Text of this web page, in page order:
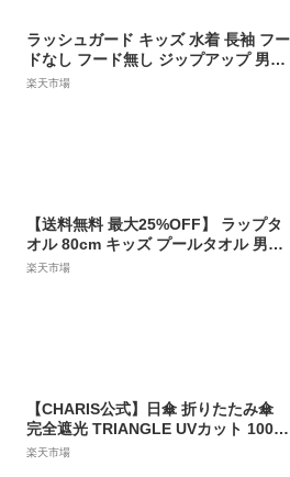
ラッシュガード キッズ 水着 長袖 フー
ドなし フード無し ジップアップ 男女
兼用 男の子 女の子 男子 女子 男児 女
楽天市場
【送料無料 最大25%OFF】 ラップタ
オル 80cm キッズ プールタオル 男の
子 小学生 小学校 高学年 幼稚園 巻き
楽天市場
【CHARIS公式】日傘 折りたたみ傘
完全遮光 TRIANGLE UVカット 100%
軽量 おしゃれ 晴雨兼用 遮熱 撥水 日
楽天市場